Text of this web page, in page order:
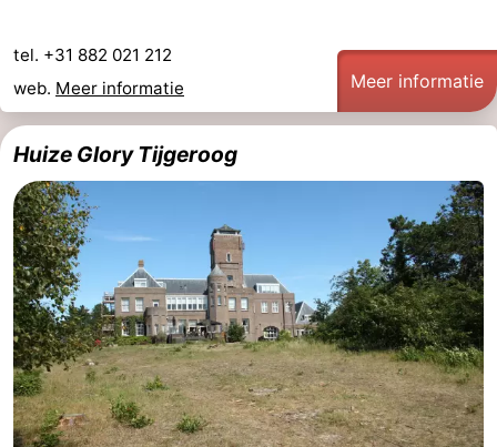
tel. +31 882 021 212
web. Meer informatie Meer informatie
Huize Glory Tijgeroog